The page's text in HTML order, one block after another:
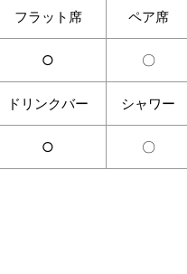
フラット席 ペア席
○ 〇
ドリンクバー シャワー
○ 〇